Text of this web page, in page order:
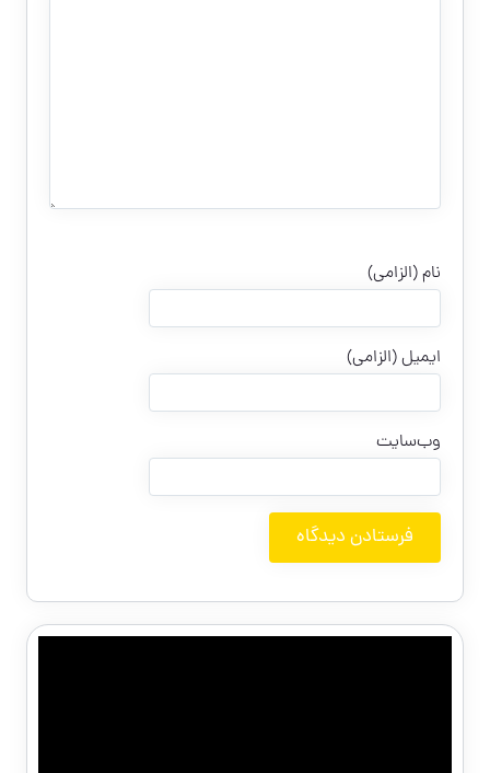
نام (الزامی)
ایمیل (الزامی)
وب‌سایت